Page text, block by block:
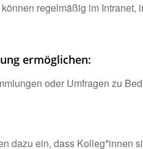
regelmäßig im
ermöglichen:
oder Umfragen zu
dazu ein, dass Kolleg*innen